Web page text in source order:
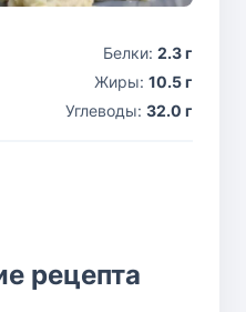
Белки: 2.3 г
Жиры: 10.5 г
Углеводы: 32.0 г
рецепта